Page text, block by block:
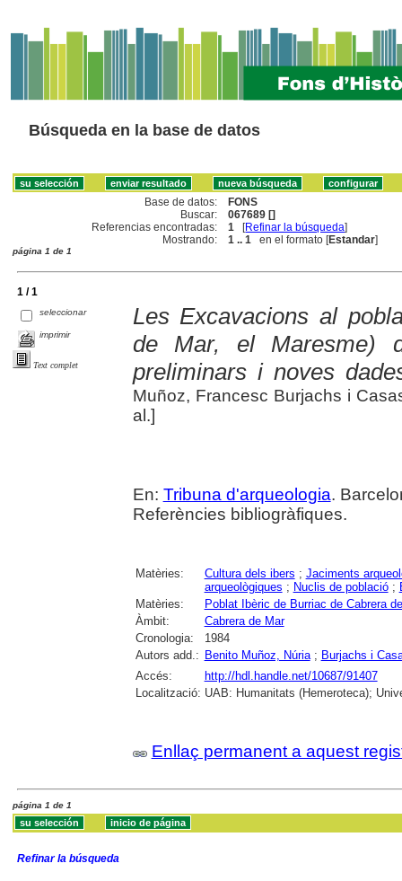
Búsqueda en la base de datos
Base de datos:
FONS
Buscar:
067689 []
Referencias encontradas:
1 [Refinar la búsqueda]
Mostrando:
1 .. 1 en el formato [Estandar]
página 1 de 1
1 / 1
seleccionar
imprimir
Text complet
Les Excavacions al
de Mar, el Maresme)
preliminars i noves
Muñoz, Francesc Burjachs i
al.]
En: Tribuna d'arqueologia.
Referències bibliogràfiques.
Matèries: Cultura dels ibers ; Jaciments
arqueològiques ; Nuclis de població;
Matèries:
Poblat Ibèric de Burriac de Cabrera
Àmbit:
Cabrera de Mar
Cronologia:
1984
Autors add.: Benito Muñoz, Núria; Burjachs i
Accés:
http://hdl.handle.net/10687/91407
Localització: UAB: Humanitats (Hemeroteca);
Enllaç permanent a aquest
página 1 de 1
Refinar la búsqueda